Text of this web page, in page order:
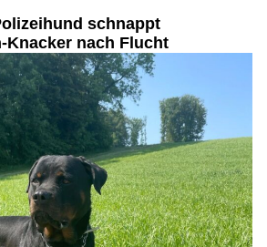
schnappt
Knacker nach Flucht